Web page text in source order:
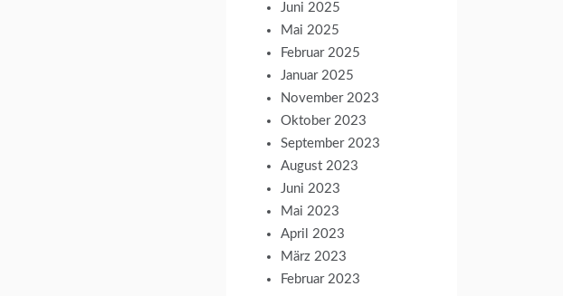
Juni 2025
Mai 2025
Februar 2025
Januar 2025
November 2023
Oktober 2023
September 2023
August 2023
Juni 2023
Mai 2023
April 2023
März 2023
Februar 2023